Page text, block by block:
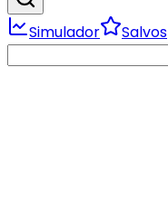
Simulador Salvos